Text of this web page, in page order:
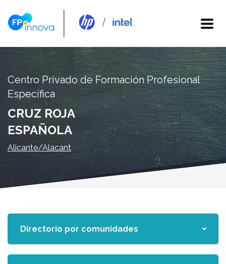
Centro Privado de Formación Profesional
Específica
CRUZ ROJA
ESPAÑOLA
Alicante/Alacant